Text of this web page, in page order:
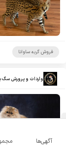
فروش گربه ساوانا
واردات و پرورش سگ
آگهی‌ها